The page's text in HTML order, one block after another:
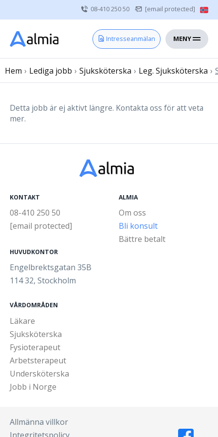
08-410 250 50 [email protected]
Intresseanmälan MENY
Hem
Vårdgivare
Om oss
Sjuksköterska
Läkare
Hem › Lediga jobb › Sjuksköterska › Leg. Sjuksköterska ›
Detta jobb är ej aktivt längre. Kontakta oss för att veta
mer.
KONTAKT
08-410 250 50
[email protected]
HUVUDKONTOR
Engelbrektsgatan 35B
114 32, Stockholm
ALMIA
Om oss
Bli konsult
Bättre betalt
VÅRDOMRÅDEN
Läkare
Sjuksköterska
Fysioterapeut
Arbetsterapeut
Undersköterska
Jobb i Norge
Allmänna villkor
Integritetspolicy